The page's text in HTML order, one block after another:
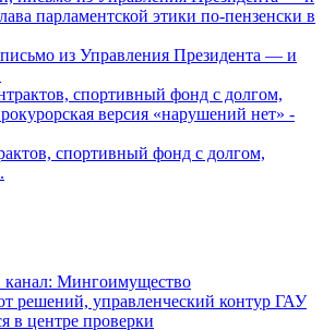
из Управления Президента — и
спортивный фонд с долгом,